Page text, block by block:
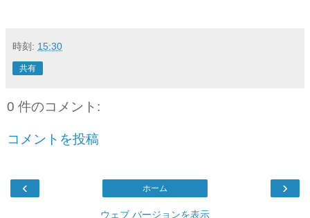
時刻: 15:30
共有
0 件のコメント:
コメントを投稿
‹ ›
ホーム
ウェブ バージョンを表示